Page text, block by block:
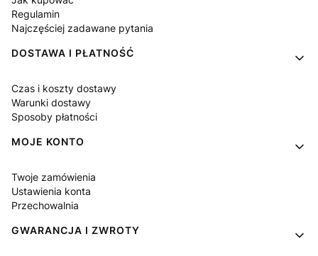
Regulamin
Najczęściej zadawane pytania
DOSTAWA I PŁATNOŚĆ
Czas i koszty dostawy
Warunki dostawy
Sposoby płatności
MOJE KONTO
Twoje zamówienia
Ustawienia konta
Przechowalnia
GWARANCJA I ZWROTY